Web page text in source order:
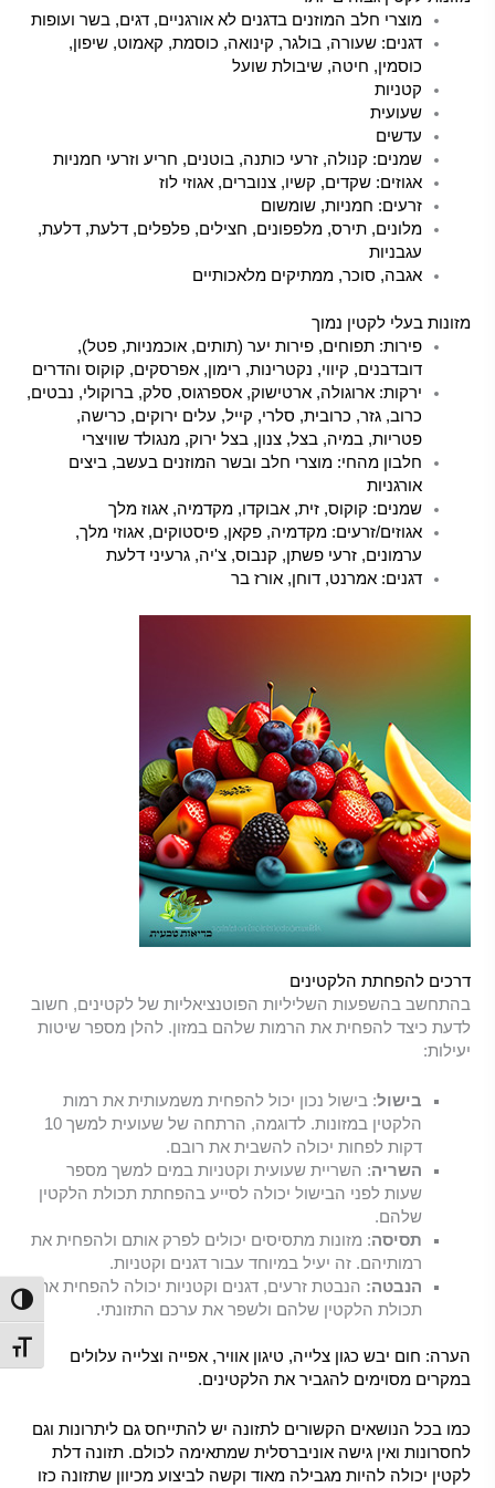
מתג
מוצרי חלב המוזנים בדגנים לא אורגניים, דגים, בשר ועופות
דגנים: שעורה, בולגר, קינואה, כוסמת, קאמוט, שיפון,
כוסמין, חיטה, שיבולת שועל
קטניות
שעועית
עדשים
שמנים: קנולה, זרעי כותנה, בוטנים, חריע וזרעי חמניות
אגוזים: שקדים, קשיו, צנוברים, אגוזי לוז
זרעים: חמניות, שומשום
מלונים, תירס, מלפפונים, חצילים, פלפלים, דלעת, דלעת,
עגבניות
אגבה, סוכר, ממתיקים מלאכותיים
מזונות בעלי לקטין נמוך
פירות: תפוחים, פירות יער (תותים, אוכמניות, פטל),
דובדבנים, קיווי, נקטרינות, רימון, אפרסקים, קוקוס והדרים
ירקות: ארוגולה, ארטישוק, אספרגוס, סלק, ברוקולי, נבטים,
כרוב, גזר, כרובית, סלרי, קייל, עלים ירוקים, כרישה,
פטריות, במיה, בצל, צנון, בצל ירוק, מנגולד שוויצרי
חלבון מהחי: מוצרי חלב ובשר המוזנים בעשב, ביצים
אורגניות
שמנים: קוקוס, זית, אבוקדו, מקדמיה, אגוז מלך
אגוזים/זרעים: מקדמיה, פקאן, פיסטוקים, אגוזי מלך,
ערמונים, זרעי פשתן, קנבוס, צ'יה, גרעיני דלעת
דגנים: אמרנט, דוחן, אורז בר
דרכים להפחתת הלקטינים
בהתחשב בהשפעות השליליות הפוטנציאליות של לקטינים, חשוב
לדעת כיצד להפחית את הרמות שלהם במזון. להלן מספר שיטות
יעילות:
בישול: בישול נכון יכול להפחית משמעותית את רמות
הלקטין במזונות. לדוגמה, הרתחה של שעועית למשך 10
דקות לפחות יכולה להשבית את רובם.
השריה: השריית שעועית וקטניות במים למשך מספר
שעות לפני הבישול יכולה לסייע בהפחתת תכולת הלקטין
שלהם.
תסיסה: מזונות מתסיסים יכולים לפרק אותם ולהפחית את
רמותיהם. זה יעיל במיוחד עבור דגנים וקטניות.
הנבטה: הנבטת זרעים, דגנים וקטניות יכולה להפחית את
תכולת הלקטין שלהם ולשפר את ערכם התזונתי.
הערה: חום יבש כגון צלייה, טיגון אוויר, אפייה וצלייה עלולים
במקרים מסוימים להגביר את הלקטינים.
כמו בכל הנושאים הקשורים לתזונה יש להתייחס גם ליתרונות וגם
לחסרונות ואין גישה אוניברסלית שמתאימה לכולם. תזונה דלת
לקטין יכולה להיות מגבילה מאוד וקשה לביצוע מכיוון שתזונה כזו